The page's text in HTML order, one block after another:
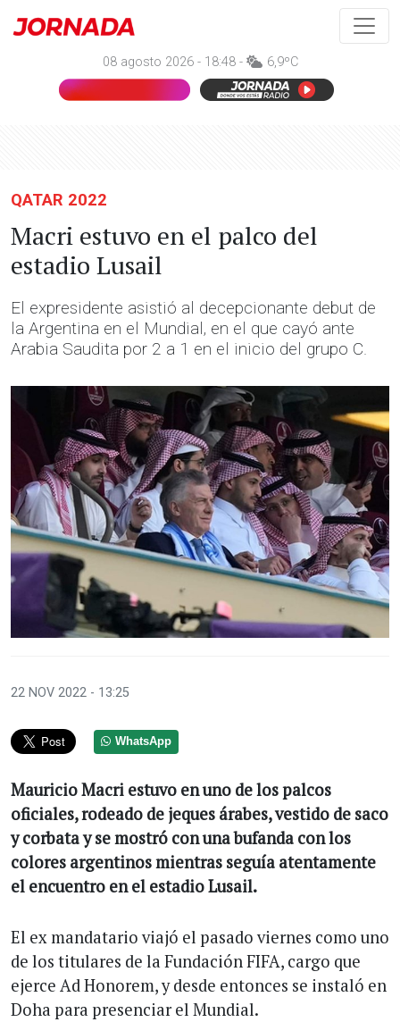
08 agosto 2026 - 18:48 - 6,9ºC
QATAR 2022
Macri estuvo en el palco del
estadio Lusail
El expresidente asistió al decepcionante debut de
la Argentina en el Mundial, en el que cayó ante
Arabia Saudita por 2 a 1 en el inicio del grupo C.
22 NOV 2022 - 13:25
WhatsApp
Mauricio Macri estuvo en uno de los palcos
oficiales, rodeado de jeques árabes, vestido de saco
y corbata y se mostró con una bufanda con los
colores argentinos mientras seguía atentamente
el encuentro en el estadio Lusail.
El ex mandatario viajó el pasado viernes como uno
de los titulares de la Fundación FIFA, cargo que
ejerce Ad Honorem, y desde entonces se instaló en
Doha para presenciar el Mundial.